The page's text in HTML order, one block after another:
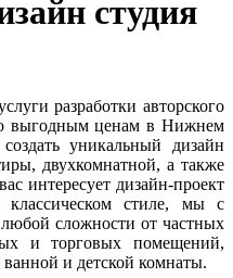
студия
разработки авторского
выгодным ценам в Нижнем
уникальный дизайн
двухкомнатной, а также
интересует дизайн-проект
стиле, мы с
сложности от частных
и торговых помещений,
и детской комнаты.